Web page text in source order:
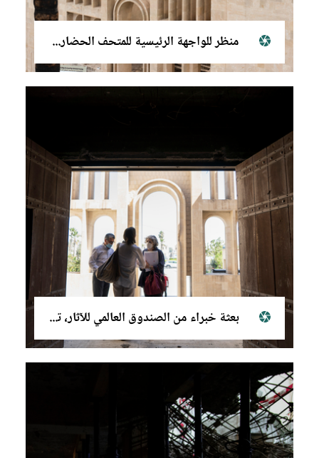
منظر للواجهة الرئيسية للمتحف الحضاري في الموصل
بعثة خبراء من الصندوق العالمي للآثار، تشرين الأول (أكتوبر) ٢٠٢١